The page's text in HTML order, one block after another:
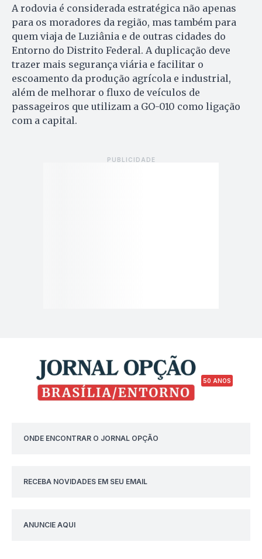
A rodovia é considerada estratégica não apenas
para os moradores da região, mas também para
quem viaja de Luziânia e de outras cidades do
Entorno do Distrito Federal. A duplicação deve
trazer mais segurança viária e facilitar o
escoamento da produção agrícola e industrial,
além de melhorar o fluxo de veículos de
passageiros que utilizam a GO-010 como ligação
com a capital.
50 ANOS
ONDE ENCONTRAR O JORNAL OPÇÃO
RECEBA NOVIDADES EM SEU EMAIL
ANUNCIE AQUI